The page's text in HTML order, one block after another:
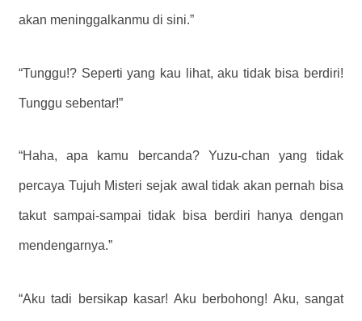
akan meninggalkanmu di sini.”
“Tunggu!? Seperti yang kau lihat, aku tidak bisa berdiri!
Tunggu sebentar!”
“Haha, apa kamu bercanda? Yuzu-chan yang tidak
percaya Tujuh Misteri sejak awal tidak akan pernah bisa
takut sampai-sampai tidak bisa berdiri hanya dengan
mendengarnya.”
“Aku tadi bersikap kasar! Aku berbohong! Aku, sangat